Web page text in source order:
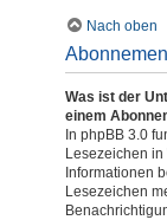
Nach oben
Was ist der
einem
In phpBB 3.0
Lesezeichen
Informationen
Lesezeichen